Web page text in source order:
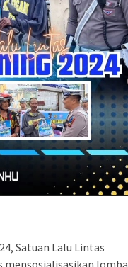
Satuan Lalu Lintas